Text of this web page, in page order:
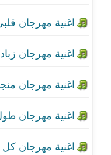
اغنية
اغنية
اغنية